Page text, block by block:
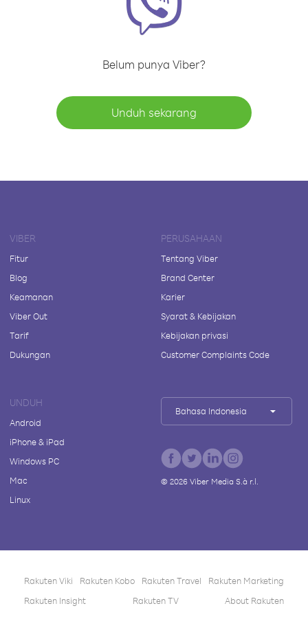
Belum punya Viber?
Unduh sekarang
VIBER
Fitur
Blog
Keamanan
Viber Out
Tarif
Dukungan
PERUSAHAAN
Tentang Viber
Brand Center
Karier
Syarat & Kebijakan
Kebijakan privasi
Customer Complaints Code
UNDUH
Android
iPhone & iPad
Windows PC
Mac
Linux
Bahasa Indonesia
© 2026Viber Media S.à r.l.
Rakuten Viki Rakuten Kobo Rakuten Travel
Rakuten Marketing
Rakuten Insight
Rakuten TV About Rakuten